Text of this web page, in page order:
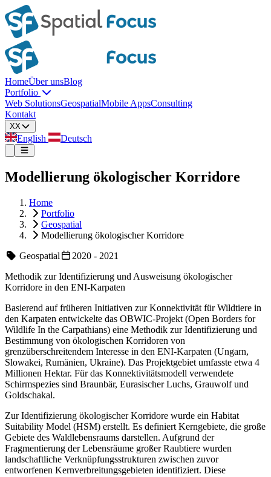
HomeÜber unsBlog
Portfolio
Web SolutionsGeospatialMobile AppsConsulting
Kontakt
XX
English Deutsch
Modellierung ökologischer Korridore
Home
Portfolio
Geospatial
Modellierung ökologischer Korridore
Geospatial
2020 - 2021
Methodik zur Identifizierung und Ausweisung ökologischer
Korridore in den ENI-Karpaten
Basierend auf früheren Initiativen zur Konnektivität für Wildtiere in
den Karpaten entwickelte das OBWIC-Projekt (Open Borders for
Wildlife In the Carpathians) eine Methodik zur Identifizierung und
Bestimmung von ökologischen Korridoren von
grenzüberschreitendem Interesse in den ENI-Karpaten (Ungarn,
Slowakei, Rumänien, Ukraine). Das Projektgebiet umfasste etwa 4
Millionen Hektar. Für das Konnektivitätsmodell verwendete
Schirmspezies sind Braunbär, Eurasischer Luchs, Grauwolf und
Goldschakal.
Zur Identifizierung ökologischer Korridore wurde ein Habitat
Suitability Model (HSM) erstellt. Es definiert Kerngebiete, die große
Gebiete des Waldlebensraums darstellen. Aufgrund der
Fragmentierung der Lebensräume großer Raubtiere wurden
landschaftliche Verknüpfungsstrukturen zwischen zuvor
entworfenen Kernverbreitungsgebieten identifiziert. Diese